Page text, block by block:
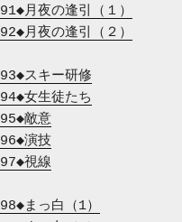
91◆月夜の逢引（１）
92◆月夜の逢引（２）
93◆スキー研修
94◆女生徒たち
95◆敵意
96◆演技
97◆視線
98◆まっ白（1）